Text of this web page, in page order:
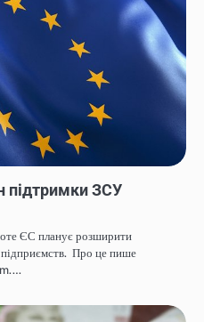
підтримки ЗСУ
ЄС планує розширити
Про це пише